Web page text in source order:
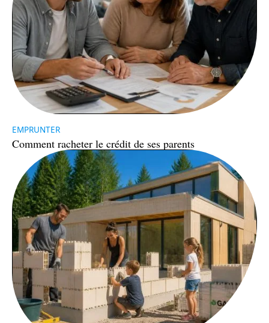
EMPRUNTER
Comment racheter le crédit de ses parents